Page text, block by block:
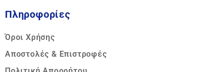
Πληροφορίες
Όροι Χρήσης
Αποστολές & Επιστροφές